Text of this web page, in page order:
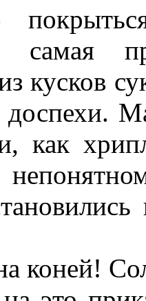
самая
кусков
доспехи.
как
коней!